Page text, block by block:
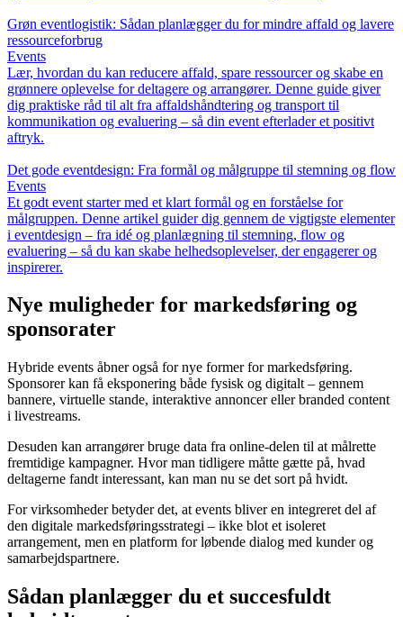
Grøn eventlogistik: Sådan planlægger du for mindre affald og lavere
ressourceforbrug
Events
Lær, hvordan du kan reducere affald, spare ressourcer og skabe en
grønnere oplevelse for deltagere og arrangører. Denne guide giver
dig praktiske råd til alt fra affaldshåndtering og transport til
kommunikation og evaluering – så din event efterlader et positivt
aftryk.
Det gode eventdesign: Fra formål og målgruppe til stemning og flow
Events
Et godt event starter med et klart formål og en forståelse for
målgruppen. Denne artikel guider dig gennem de vigtigste elementer
i eventdesign – fra idé og planlægning til stemning, flow og
evaluering – så du kan skabe helhedsoplevelser, der engagerer og
inspirerer.
Nye muligheder for markedsføring og
sponsorater
Hybride events åbner også for nye former for markedsføring.
Sponsorer kan få eksponering både fysisk og digitalt – gennem
bannere, virtuelle stande, interaktive annoncer eller branded content
i livestreams.
Desuden kan arrangører bruge data fra online-delen til at målrette
fremtidige kampagner. Hvor man tidligere måtte gætte på, hvad
deltagerne fandt interessant, kan man nu se det sort på hvidt.
For virksomheder betyder det, at events bliver en integreret del af
den digitale markedsføringsstrategi – ikke blot et isoleret
arrangement, men en platform for løbende dialog med kunder og
samarbejdspartnere.
Sådan planlægger du et succesfuldt